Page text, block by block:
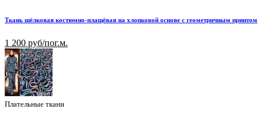
Ткань шёлковая костюмно-плащёвая на хлопковой основе с геометричным принтом
1 200 руб/пог.м.
Плательные ткани